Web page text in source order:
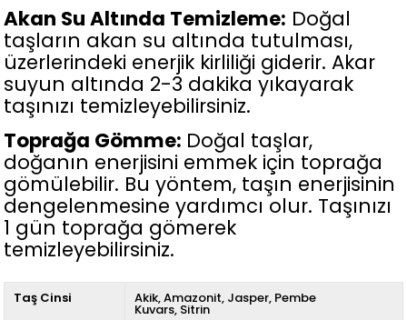
Akan Su Altında Temizleme: Doğal
taşların akan su altında tutulması,
üzerlerindeki enerjik kirliliği giderir. Akar
suyun altında 2-3 dakika yıkayarak
taşınızı temizleyebilirsiniz.
Toprağa Gömme: Doğal taşlar,
doğanın enerjisini emmek için toprağa
gömülebilir. Bu yöntem, taşın enerjisinin
dengelenmesine yardımcı olur. Taşınızı
1 gün toprağa gömerek
temizleyebilirsiniz.
Taş Cinsi Akik Amazonit Jasper Pembe
Kuvars Sitrin